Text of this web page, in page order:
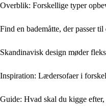
Overblik: Forskellige typer
Find en bademåtte, der passer
Skandinavisk design møder
Inspiration: Lædersofaer i
Guide: Hvad skal du kigge